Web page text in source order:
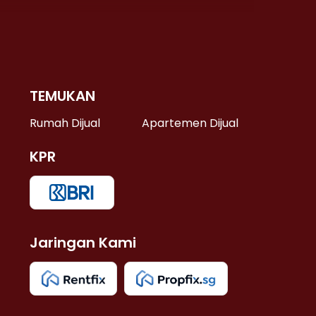
TEMUKAN
Rumah Dijual Apartemen Dijual
KPR
Jaringan Kami